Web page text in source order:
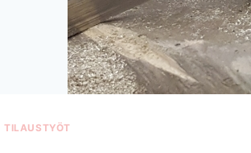
TILAUSTYÖT